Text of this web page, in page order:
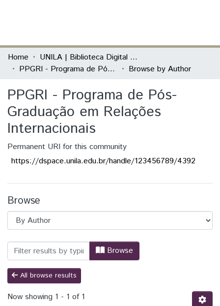
Communities & Collections
All of DSpace
Home
UNILA | Biblioteca Digital de Dissertações e Teses
PPGRI - Programa de Pós-Graduação em Relações Internacionais
Browse by Author
PPGRI - Programa de Pós-
Graduação em Relações
Internacionais
Permanent URI for this community
https://dspace.unila.edu.br/handle/123456789/4392
Browse
Browsing PPGRI - Programa de Pós-
Browse
All browse results
Now showing 1 - 1 of 1